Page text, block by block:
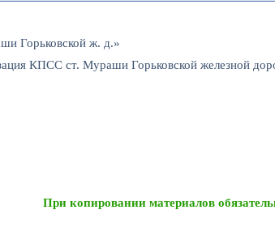
Горьковской ж. д.»
КПСС ст. Мураши Горьковской железной
При копировании материалов